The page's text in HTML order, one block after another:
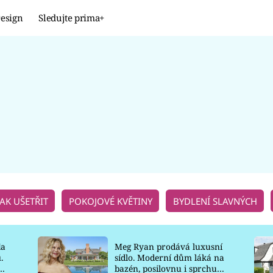
Sledujte prima+
UŠETŘIT POKOJOVÉ KVĚTINY BYDLENÍ SLAVNÝCH
Meg Ryan prodává luxusní
sídlo. Moderní dům láká na
bazén, posilovnu i sprchu